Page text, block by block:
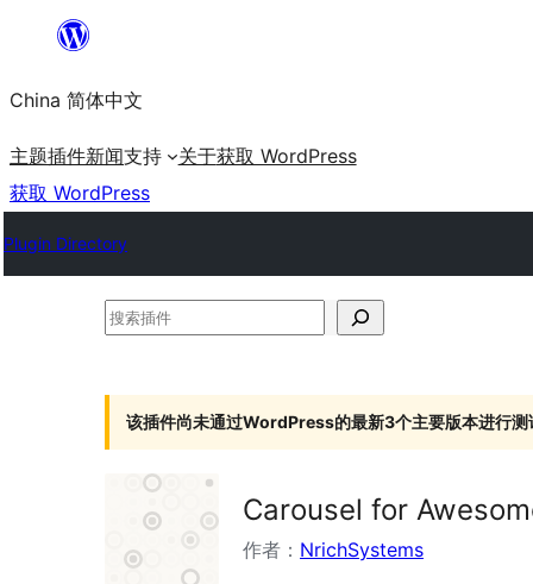
内
容
China 简体中文
主题插件新闻支持 关于获取 WordPress
获取 WordPress
Plugin Directory
搜
该插件尚未通过WordPress的最新3个主要版本进行测
Carousel for
作者： NrichSystems